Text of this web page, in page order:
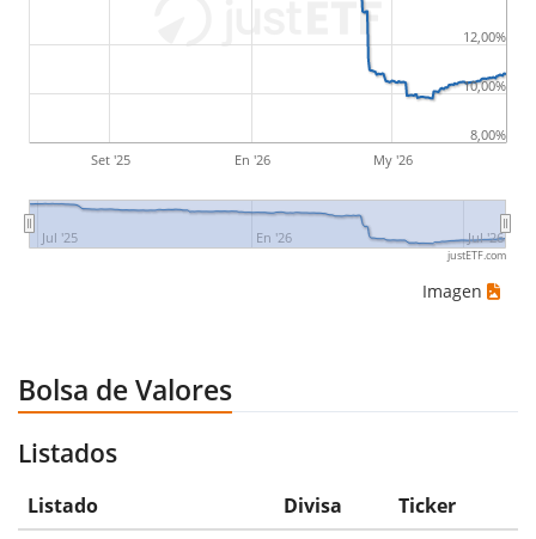
Set '25 En '26 My '26
Jul '25 En '26 Jul '26
8,00%
10,00%
12,00%
justETF.com
Imagen
Bolsa de Valores
Listados
Listado Divisa
Ticker